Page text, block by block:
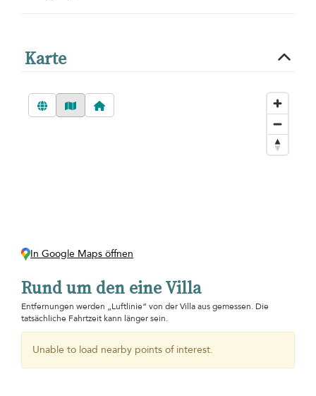
Karte
In Google Maps öffnen
Rund um den eine Villa
Entfernungen werden „Luftlinie“ von der Villa aus gemessen. Die
tatsächliche Fahrtzeit kann länger sein.
Unable to load nearby points of interest.